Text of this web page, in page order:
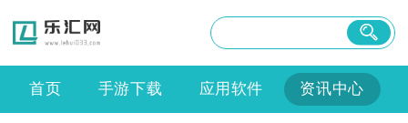
首页 手游下载 应用软件 资讯中心